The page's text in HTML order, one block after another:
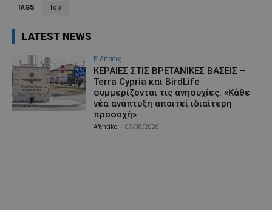
TAGS Top
LATEST NEWS
Ειδήσεις
ΚΕΡΑΙΕΣ ΣΤΙΣ ΒΡΕΤΑΝΙΚΕΣ ΒΑΣΕΙΣ –
Terra Cypria και BirdLife
συμμερίζονται τις ανησυχίες: «Κάθε
νέα ανάπτυξη απαιτεί ιδιαίτερη
προσοχή»
Afentiko 07/08/2026